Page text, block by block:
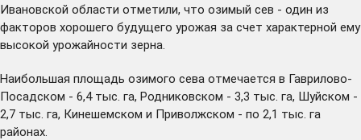
Ивановской области отметили, что озимый сев - один из
факторов хорошего будущего урожая за счет характерной ему
высокой урожайности зерна.
Наибольшая площадь озимого сева отмечается в Гаврилово-
Посадском - 6,4 тыс. га, Родниковском - 3,3 тыс. га, Шуйском -
2,7 тыс. га, Кинешемском и Приволжском - по 2,1 тыс. га
районах.